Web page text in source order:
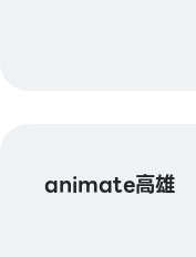
animate高雄